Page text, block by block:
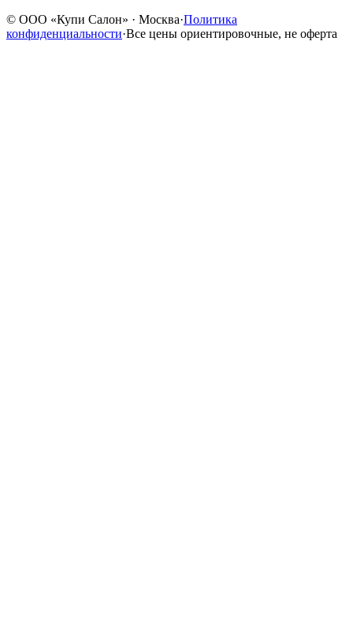
© ООО «Купи Салон» · Москва·Политика
конфиденциальности·Все цены ориентировочные, не оферта